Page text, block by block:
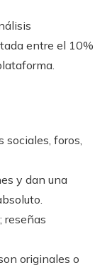
entre el 10%
sociales, foros,
y dan una
reseñas
originales o